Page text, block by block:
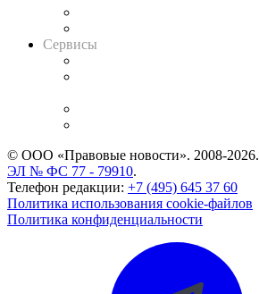
Сервисы
© ООО «Правовые новости». 2008-2026.
ЭЛ № ФС 77 - 79910.
Телефон редакции: +7 (495) 645 37 60
Политика использования cookie-файлов
Политика конфиденциальности